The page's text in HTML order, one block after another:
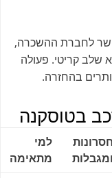
לחברת ההשכרה,
שלב קריטי. פעולה
בהחזרה.
בטוסקנה
חסרונות
ומגבלות
למי
מתאימה